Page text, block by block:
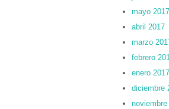
mayo 2017
abril 2017
marzo
febrero
enero 2017
diciembre
noviembre